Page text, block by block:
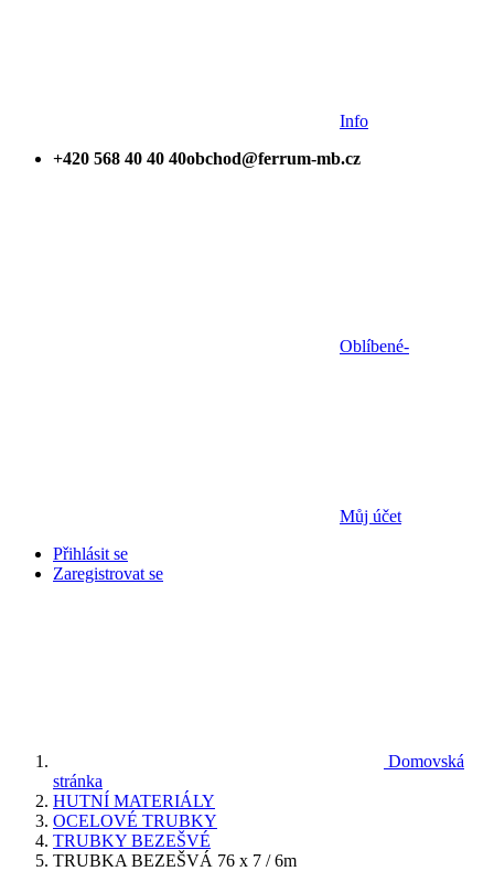
Info
+420 568 40 40 40obchod@ferrum-mb.cz
Oblíbené-
Můj účet
Přihlásit se
Zaregistrovat se
Domovská
stránka
HUTNÍ MATERIÁLY
OCELOVÉ TRUBKY
TRUBKY BEZEŠVÉ
TRUBKA BEZEŠVÁ 76 x 7 / 6m